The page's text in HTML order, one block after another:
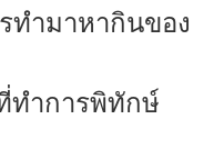
ทำมาหากินของ
ทำการพิทักษ์